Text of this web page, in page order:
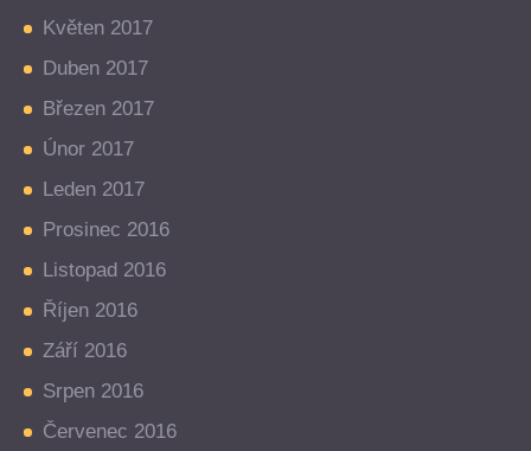
Květen 2017
Duben 2017
Březen 2017
Únor 2017
Leden 2017
Prosinec 2016
Listopad 2016
Říjen 2016
Září 2016
Srpen 2016
Červenec 2016